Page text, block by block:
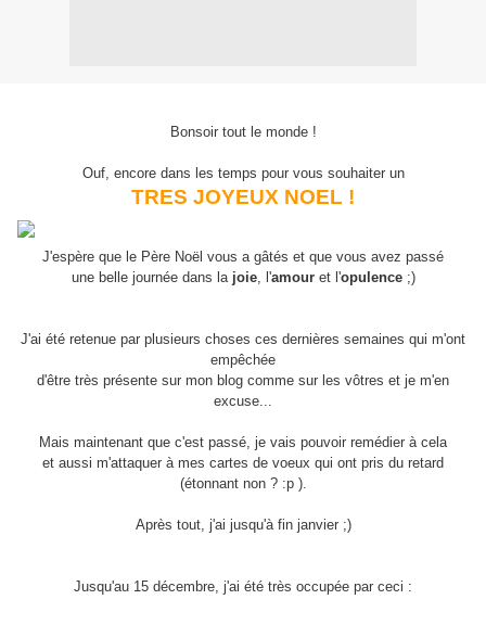
Bonsoir tout le monde !
Ouf, encore dans les temps pour vous souhaiter un
TRES JOYEUX NOEL !
J'espère que le Père Noël vous a gâtés et que vous avez passé
une belle journée dans la joie, l'amouret l'opulence;)
J'ai été retenue par plusieurs choses ces dernières semaines qui m'ont
empêchée
d'être très présente sur mon blog comme sur les vôtres et je m'en
excuse...
Mais maintenant que c'est passé, je vais pouvoir remédier à cela
et aussi m'attaquer à mes cartes de voeux qui ont pris du retard
(étonnant non ? :p ).
Après tout, j'ai jusqu'à fin janvier ;)
Jusqu'au 15 décembre, j'ai été très occupée par ceci :